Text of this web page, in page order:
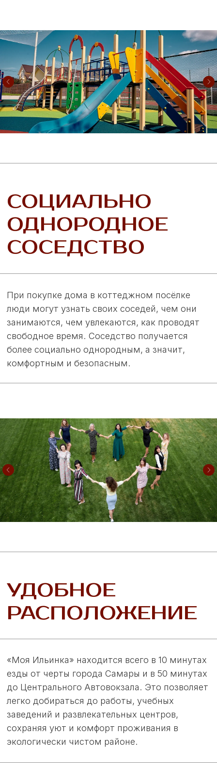
РАСПОЛОЖЕНИЕ
«Моя Ильинка» находится всего в 10 минутах
езды от черты города Самары и в 50 минутах
до Центрального Автовокзала. Это позволяет
легко добираться до работы, учебных
заведений и развлекательных центров,
сохраняя уют и комфорт проживания в
экологически чистом районе.
БЛИЗОСТЬ
К АЭРОПОРТУ
Международный аэропорт Самара Курумоч
имени С. П. Королева находится всего в 15
минутах езды от посёлка. Это делает «Мою
Ильинку» идеальным местом для тех, кто
часто путешествует по работе или отдыхает
за границей.
ДОСТУП
К ГОРОДСКИМ
УСЛУГАМ
Всего в 2,5 километрах от посёлка находятся
почты, что делает повседневные покупки и